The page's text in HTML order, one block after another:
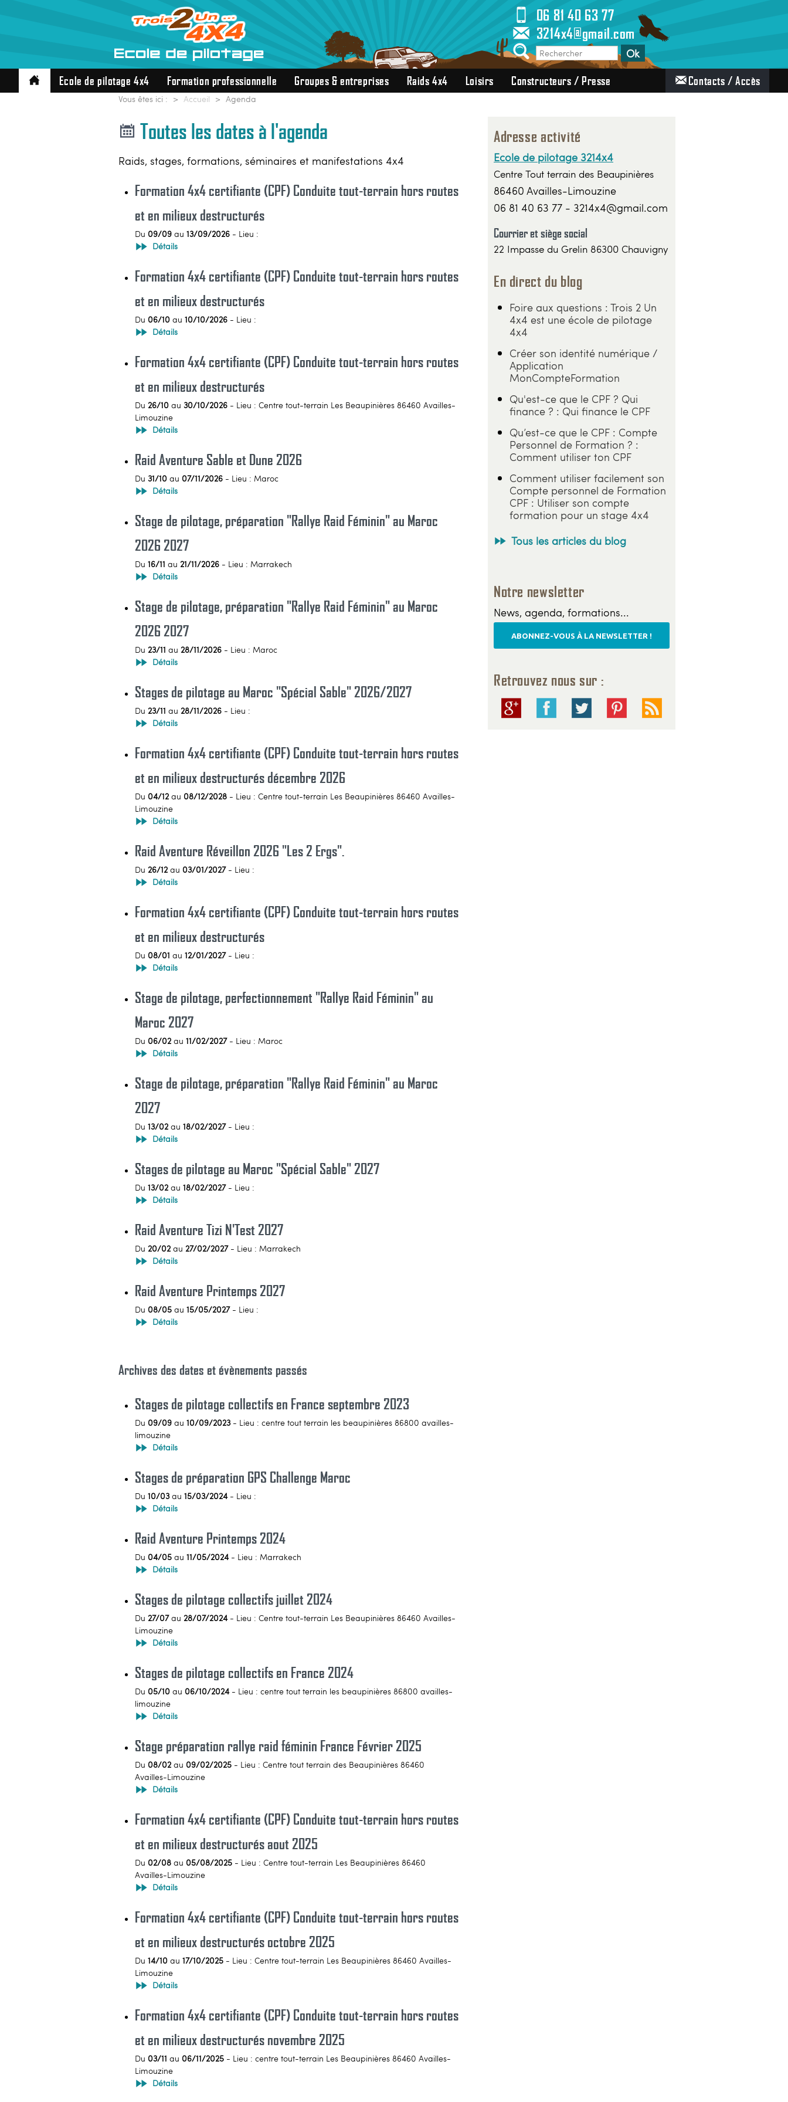
06 81 40 63 77
3214x4@gmail.com
Ecole de pilotage 4x4 Formation professionnelle Groupes & entreprises Raids 4x4 Loisirs Constructeurs / Presse Contacts / Accès
Vous êtes ici : Accueil Agenda
Toutes les dates à l'agenda
Raids, stages, formations, séminaires et manifestations 4x4
Formation 4x4 certifiante (CPF) Conduite tout-terrain hors routes
et en milieux destructurés
Du 09/09 au 13/09/2026 - Lieu :
Détails
Formation 4x4 certifiante (CPF) Conduite tout-terrain hors routes
et en milieux destructurés
Du 06/10 au 10/10/2026 - Lieu :
Détails
Formation 4x4 certifiante (CPF) Conduite tout-terrain hors routes
et en milieux destructurés
Du 26/10 au 30/10/2026 - Lieu : Centre tout-terrain Les Beaupinières 86460 Availles-
Limouzine
Détails
Raid Aventure Sable et Dune 2026
Du 31/10 au 07/11/2026 - Lieu : Maroc
Détails
Stage de pilotage, préparation "Rallye Raid Féminin" au Maroc
2026 2027
Du 16/11 au 21/11/2026 - Lieu : Marrakech
Détails
Stage de pilotage, préparation "Rallye Raid Féminin" au Maroc
2026 2027
Du 23/11 au 28/11/2026 - Lieu : Maroc
Détails
Stages de pilotage au Maroc "Spécial Sable" 2026/2027
Du 23/11 au 28/11/2026 - Lieu :
Détails
Formation 4x4 certifiante (CPF) Conduite tout-terrain hors routes
et en milieux destructurés décembre 2026
Du 04/12 au 08/12/2028 - Lieu : Centre tout-terrain Les Beaupinières 86460 Availles-
Limouzine
Détails
Raid Aventure Réveillon 2026 "Les 2 Ergs".
Du 26/12 au 03/01/2027- Lieu :
Détails
Formation 4x4 certifiante (CPF) Conduite tout-terrain hors routes
et en milieux destructurés
Du 08/01 au 12/01/2027- Lieu :
Détails
Stage de pilotage, perfectionnement "Rallye Raid Féminin" au
Maroc 2027
Du 06/02 au 11/02/2027- Lieu : Maroc
Détails
Stage de pilotage, préparation "Rallye Raid Féminin" au Maroc
2027
Du 13/02 au 18/02/2027- Lieu :
Détails
Stages de pilotage au Maroc "Spécial Sable" 2027
Du 13/02 au 18/02/2027- Lieu :
Détails
Raid Aventure Tizi N'Test 2027
Du 20/02 au 27/02/2027- Lieu : Marrakech
Détails
Raid Aventure Printemps 2027
Du 08/05 au 15/05/2027- Lieu :
Détails
Archives des dates et évènements passés
Stages de pilotage collectifs en France septembre 2023
Du 09/09 au 10/09/2023- Lieu : centre tout terrain les beaupinières 86800 availles-
limouzine
Détails
Stages de préparation GPS Challenge Maroc
Du 10/03au 15/03/2024- Lieu :
Détails
Raid Aventure Printemps 2024
Du 04/05 au 11/05/2024- Lieu : Marrakech
Détails
Stages de pilotage collectifs juillet 2024
Du 27/07au 28/07/2024- Lieu : Centre tout-terrain Les Beaupinières 86460 Availles-
Limouzine
Détails
Stages de pilotage collectifs en France 2024
Du 05/10 au 06/10/2024- Lieu : centre tout terrain les beaupinières 86800 availles-
limouzine
Détails
Stage préparation rallye raid féminin France Février 2025
Du 08/02 au 09/02/2025 - Lieu : Centre tout terrain des Beaupinières 86460
Availles-Limouzine
Détails
Formation 4x4 certifiante (CPF) Conduite tout-terrain hors routes
et en milieux destructurés aout 2025
Du 02/08 au 05/08/2025 - Lieu : Centre tout-terrain Les Beaupinières 86460
Availles-Limouzine
Détails
Formation 4x4 certifiante (CPF) Conduite tout-terrain hors routes
et en milieux destructurés octobre 2025
Du 14/10 au 17/10/2025 - Lieu : Centre tout-terrain Les Beaupinières 86460 Availles-
Limouzine
Détails
Formation 4x4 certifiante (CPF) Conduite tout-terrain hors routes
et en milieux destructurés novembre 2025
Du 03/11 au 06/11/2025 - Lieu : centre tout-terrain Les Beaupinières 86460 Availles-
Limouzine
Détails
Adresse activité
Ecole de pilotage 3214x4
Centre Tout terrain des Beaupinières
86460 Availles-Limouzine
06 81 40 63 77 - 3214x4@gmail.com
Courrier et siège social
22 Impasse du Grelin 86300 Chauvigny
En direct du blog
Foire aux questions : Trois 2 Un
4x4 est une école de pilotage
4x4
Créer son identité numérique /
Application
MonCompteFormation
Qu'est-ce que le CPF ? Qui
finance ? : Qui finance le CPF
Qu’est-ce que le CPF : Compte
Personnel de Formation ? :
Comment utiliser ton CPF
Comment utiliser facilement son
Compte personnel de Formation
CPF : Utiliser son compte
formation pour un stage 4x4
Tous les articles du blog
Notre newsletter
News, agenda, formations...
ABONNEZ-VOUS À LA NEWSLETTER !
Retrouvez nous sur :